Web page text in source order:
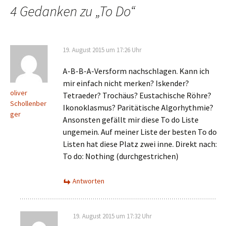
4 Gedanken zu „To Do“
oliver
Schollenber
ger
19. August 2015 um 17:26 Uhr
A-B-B-A-Versform nachschlagen. Kann ich
mir einfach nicht merken? Iskender?
Tetraeder? Trochäus? Eustachische Röhre?
Ikonoklasmus? Paritätische Algorhythmie?
Ansonsten gefällt mir diese To do Liste
ungemein. Auf meiner Liste der besten To do
Listen hat diese Platz zwei inne. Direkt nach:
To do: Nothing (durchgestrichen)
Antworten
19. August 2015 um 17:32 Uhr